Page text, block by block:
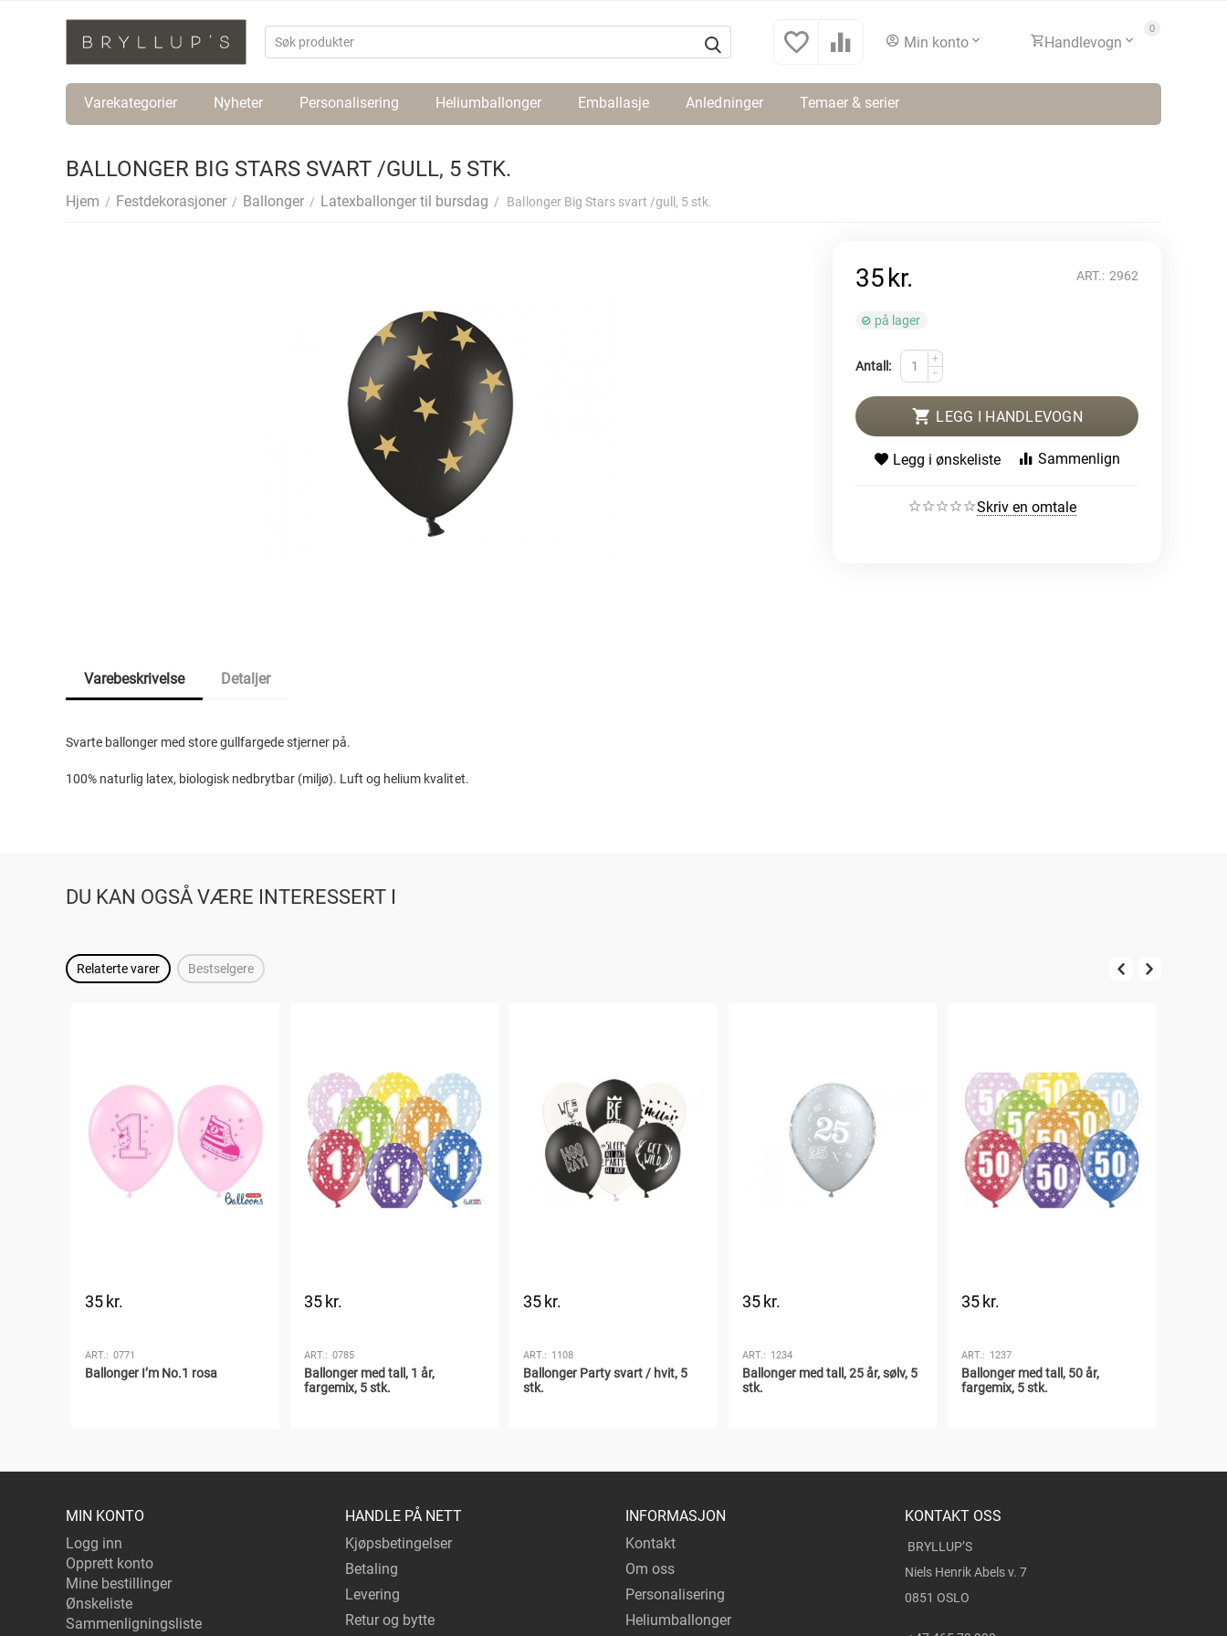
Min konto
0
Handlevogn
Varekategorier Nyheter Personalisering Heliumballonger Emballasje Anledninger Temaer & serier
BALLONGER BIG STARS SVART /GULL, 5 STK.
Hjem / Festdekorasjoner / Ballonger / Latexballonger til bursdag / Ballonger Big Stars svart /gull, 5 stk.
Varebeskrivelse Detaljer
Svarte ballonger med store gullfargede stjerner på.
100% naturlig latex, biologisk nedbrytbar (miljø). Luft og helium kvalitet.
ART.: 2962
35kr.
på lager
Antall:
+
−
LEGG I HANDLEVOGN
Legg i ønskeliste Sammenlign
Skriv en omtale
DU KAN OGSÅ VÆRE INTERESSERT I
Relaterte varer Bestselgere
35kr.
ART.: 0771
Ballonger I’m No.1 rosa
35kr.
ART.: 0785
Ballonger med tall, 1 år,
fargemix, 5 stk.
35kr.
ART.: 1108
Ballonger Party svart / hvit, 5
stk.
35kr.
ART.: 1234
Ballonger med tall, 25 år, sølv, 5
stk.
35kr.
ART.: 1237
Ballonger med tall, 50 år,
fargemix, 5 stk.
MIN KONTO
Logg inn
Opprett konto
Mine bestillinger
Ønskeliste
Sammenligningsliste
HANDLE PÅ NETT
Kjøpsbetingelser
Betaling
Levering
Retur og bytte
INFORMASJON
Kontakt
Om oss
Personalisering
Heliumballonger
KONTAKT OSS
BRYLLUP’S
Niels Henrik Abels v. 7
0851 OSLO